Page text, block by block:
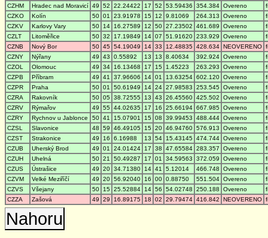
CZHM
Hradec nad Moravicí 49 52 22.24422 17 52 53.59436 354.384 Overeno
CZKO
Kolín 50 01 23.91978 15 12 9.81069 264.313 Overeno
CZKV
Karlovy Vary 50 14 16.27589 12 50 27.23502 461.689 Overeno
CZLT
Litoměřice 50 32 17.19849 14 07 51.91620 233.929 Overeno
CZNB
Nový Bor 50 45 54.19049 14 33 12.48835 428.634 NEOVERENO
CZNY
Nýřany 49 43 0.55892 13 13 8.40634 392.924 Overeno
CZOL
Olomouc 49 34 16.13468 17 15 1.45223 263.293 Overeno
CZPB
Příbram 49 41 37.96606 14 01 13.63254 602.120 Overeno
CZPR
Praha 50 01 50.61949 14 24 27.98583 253.545 Overeno
CZRA
Rakovník 50 05 38.72555 13 43 26.45560 425.502 Overeno
CZRV
Rýmařov 49 55 44.02635 17 16 25.66194 667.985 Overeno
CZRY
Rychnov u Jablonce 50 41 15.07901 15 08 39.99453 488.444 Overeno
CZSL
Slavonice 48 59 46.49105 15 20 46.94760 576.913 Overeno
CZST
Strakonice 49 16 6.16988 13 54 15.43145 474.744 Overeno
CZUB
Uherský Brod 49 01 24.01424 17 38 47.65584 283.357 Overeno
CZUH
Uhelná 50 21 50.49287 17 01 34.59563 372.059 Overeno
CZUS
Ústrašice 49 20 34.71380 14 41 5.12014 466.748 Overeno
CZVM
Velké Meziříčí 49 20 56.92040 16 00 0.88750 551.504 Overeno
CZVS
Všejany 50 15 25.52884 14 56 54.02748 250.188 Overeno
CZZA
Zašová 49 29 16.89175 18 02 29.79474 416.842 NEOVERENO
Nahoru